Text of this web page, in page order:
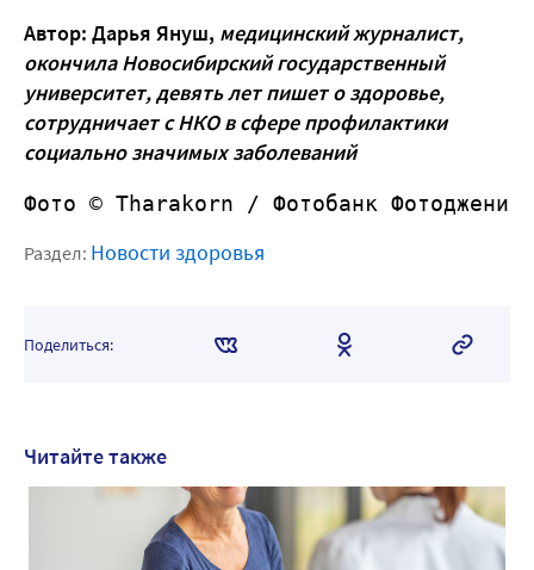
Автор: Дарья Януш, медицинский журналист,
окончила Новосибирский государственный
университет, девять лет пишет о здоровье,
сотрудничает с НКО в сфере профилактики
социально значимых заболеваний
Фото © Tharakorn / Фотобанк Фотодженика
Раздел: Новости здоровья
Поделиться:
Читайте также